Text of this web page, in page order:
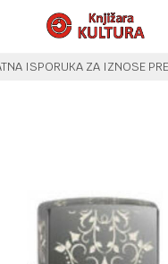
ISPORUKA ZA IZNOSE